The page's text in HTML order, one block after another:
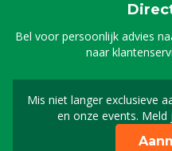
Bel voor persoonlijk advies
naar
Mis niet langer exclusieve
en onze events.